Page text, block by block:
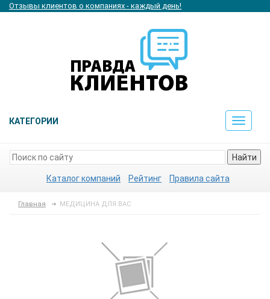
Отзывы клиентов о компаниях - каждый день!
КАТЕГОРИИ
Toggle
Найти
Каталог компаний Рейтинг Правила сайта
Главная МЕДИЦИНА ДЛЯ ВАС